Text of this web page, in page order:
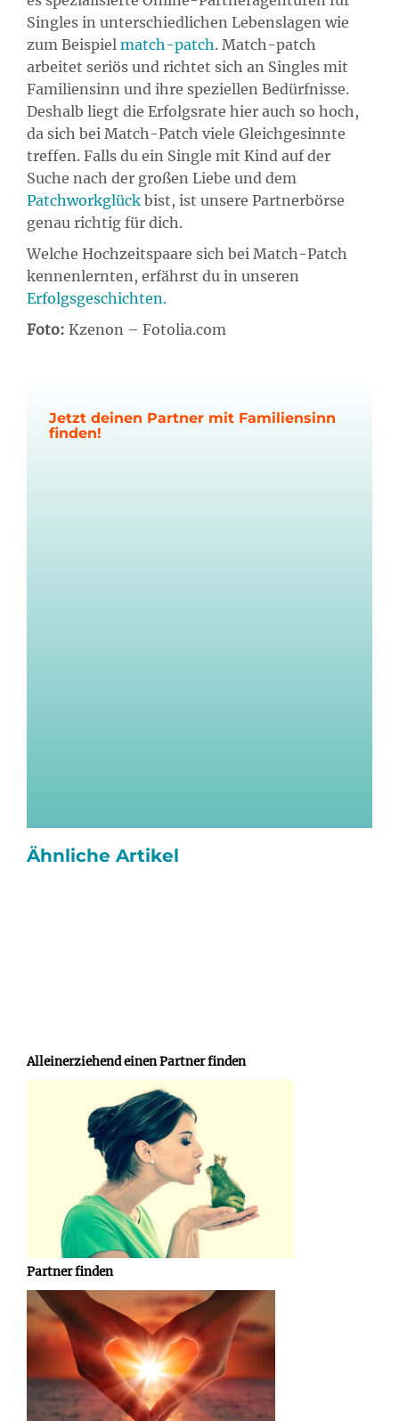
Singles in unterschiedlichen Lebenslagen wie
zum Beispiel match-patch. Match-patch
arbeitet seriös und richtet sich an Singles mit
Familiensinn und ihre speziellen Bedürfnisse.
Deshalb liegt die Erfolgsrate hier auch so hoch,
da sich bei Match-Patch viele Gleichgesinnte
treffen. Falls du ein Single mit Kind auf der
Suche nach der großen Liebe und dem
Patchworkglück bist, ist unsere Partnerbörse
genau richtig für dich.
Welche Hochzeitspaare sich bei Match-Patch
kennenlernten, erfährst du in unseren
Erfolgsgeschichten.
Foto: Kzenon – Fotolia.com
Jetzt deinen Partner mit Familiensinn
finden!
Ähnliche Artikel
Alleinerziehend einen Partner finden
Partner finden